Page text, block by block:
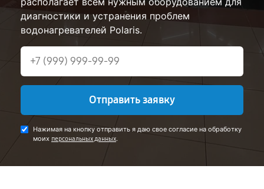
диагностики и устранения проблем
водонагревателей Polaris.
Отправить заявку
Нажимая на кнопку отправить я даю свое согласие на обработку
моих персональных данных.